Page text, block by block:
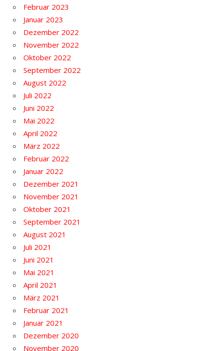
Februar 2023
Januar 2023
Dezember 2022
November 2022
Oktober 2022
September 2022
August 2022
Juli 2022
Juni 2022
Mai 2022
April 2022
März 2022
Februar 2022
Januar 2022
Dezember 2021
November 2021
Oktober 2021
September 2021
August 2021
Juli 2021
Juni 2021
Mai 2021
April 2021
März 2021
Februar 2021
Januar 2021
Dezember 2020
November 2020